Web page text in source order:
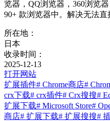
览器，QQ浏览器，360浏览
90+ 款浏览器中。解决无法直
所在地：
日本
收录时间：
2025-12-13
打开网站
扩展插件# Chrome商店#
crx下载# crx插件# Crx搜搜#
扩展下载# Microsoft Store#
商店# 扩展下载# 扩展搜搜#